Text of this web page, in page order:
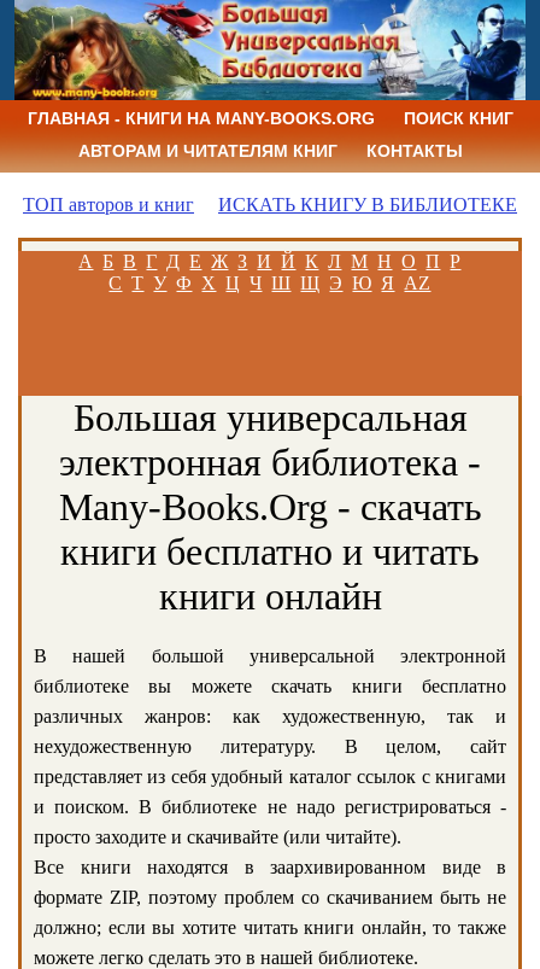
ГЛАВНАЯ - КНИГИ НА MANY-BOOKS.ORG
ПОИСК КНИГ
АВТОРАМ И ЧИТАТЕЛЯМ КНИГ
КОНТАКТЫ
ТОП авторов и книг ИСКАТЬ КНИГУ В БИБЛИОТЕКЕ
А Б В Г Д Е Ж З И Й К Л М Н О П Р
С Т У Ф Х Ц Ч Ш Щ Э Ю Я AZ
Большая универсальная
электронная библиотека -
Many-Books.Org - скачать
книги бесплатно и читать
книги онлайн
В нашей большой универсальной электронной
библиотеке вы можете скачать книги бесплатно
различных жанров: как художественную, так и
нехудожественную литературу. В целом, сайт
представляет из себя удобный каталог ссылок с книгами
и поиском. В библиотеке не надо регистрироваться -
просто заходите и скачивайте (или читайте).
Все книги находятся в заархивированном виде в
формате ZIP, поэтому проблем со скачиванием быть не
должно; если вы хотите читать книги онлайн, то также
можете легко сделать это в нашей библиотеке.